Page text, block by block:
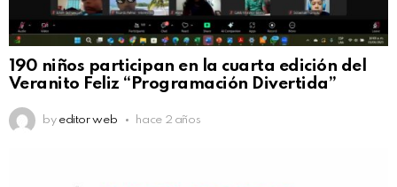
190 niños participan en la cuarta edición del
Veranito Feliz “Programación Divertida”
by editor web hace 2 años